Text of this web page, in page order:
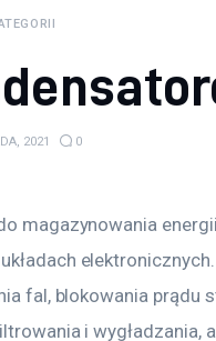
2021 0
magazynowania
fal, blokowania prądu
i wygładzania,